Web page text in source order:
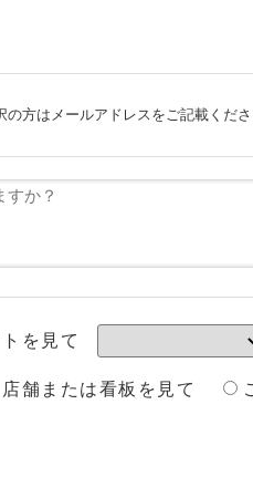
の方はメールアドレスをご記載くだ
を見て
店舗または看板を見て